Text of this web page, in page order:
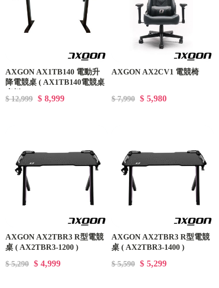
AXGON AX1TB140 電動升
降電競桌 ( AX1TB140電競桌
$ 12,999 $ 8,999
AXGON AX2CV1 電競椅
$ 7,990 $ 5,980
AXGON AX2TBR3 R型電競
桌 ( AX2TBR3-1200 )
$ 5,290
$ 4,999
AXGON AX2TBR3 R型電競
桌 ( AX2TBR3-1400 )
$ 5,590
$ 5,299